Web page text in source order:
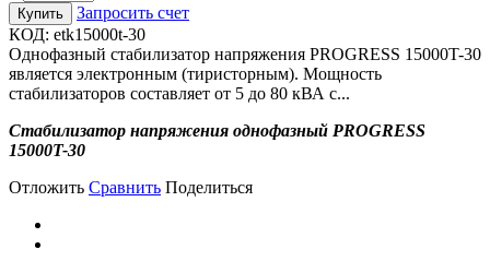
Купить
Запросить счет
КОД: etk15000t-30
Однофазный стабилизатор напряжения PROGRESS 15000T-30
является электронным (тиристорным). Мощность
стабилизаторов составляет от 5 до 80 кВА с...
Стабилизатор напряжения однофазный PROGRESS
15000T-30
Отложить Сравнить Поделиться